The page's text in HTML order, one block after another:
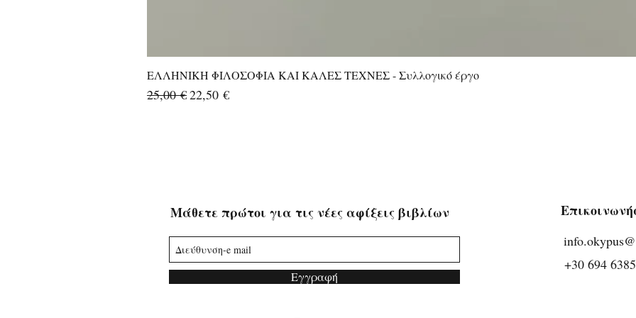
Γρήγορη προβολή
ΕΛΛΗΝΙΚΗ ΦΙΛΟΣΟΦΙΑ ΚΑΙ ΚΑΛΕΣ ΤΕΧΝΕΣ - Συλλογικό έργο
Κανονική τιμή
25,00 €Τιμή Έκπτωσης
22,50 €
Μάθετε πρώτοι για τις νέες αφίξεις βιβλίων
Εγγραφή
+30 694